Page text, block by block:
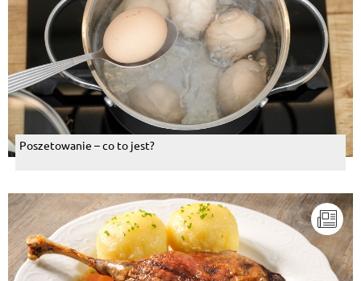
Poszetowanie – co to jest?